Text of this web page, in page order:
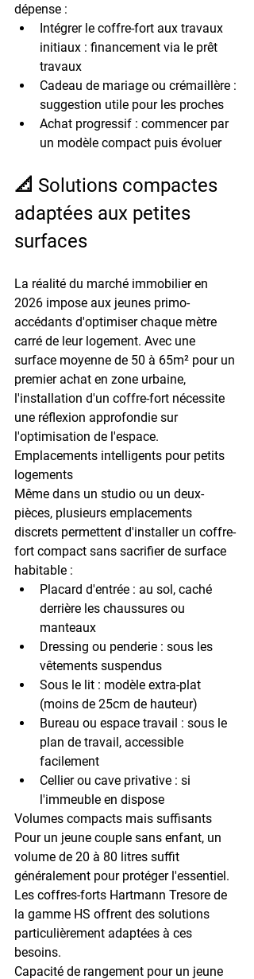
dépense :
Intégrer le coffre-fort aux travaux
initiaux : financement via le prêt
travaux
Cadeau de mariage ou crémaillère :
suggestion utile pour les proches
Achat progressif : commencer par
un modèle compact puis évoluer
📐 Solutions compactes
adaptées aux petites
surfaces
La réalité du marché immobilier en
2026 impose aux jeunes primo-
accédants d'optimiser chaque mètre
carré de leur logement. Avec une
surface moyenne de 50 à 65m² pour un
premier achat en zone urbaine,
l'installation d'un coffre-fort nécessite
une réflexion approfondie sur
l'optimisation de l'espace.
Emplacements intelligents pour petits
logements
Même dans un studio ou un deux-
pièces, plusieurs emplacements
discrets permettent d'installer un coffre-
fort compact sans sacrifier de surface
habitable :
Placard d'entrée : au sol, caché
derrière les chaussures ou
manteaux
Dressing ou penderie : sous les
vêtements suspendus
Sous le lit : modèle extra-plat
(moins de 25cm de hauteur)
Bureau ou espace travail : sous le
plan de travail, accessible
facilement
Cellier ou cave privative : si
l'immeuble en dispose
Volumes compacts mais suffisants
Pour un jeune couple sans enfant, un
volume de 20 à 80 litres suffit
généralement pour protéger l'essentiel.
Les coffres-forts Hartmann Tresore de
la gamme HS offrent des solutions
particulièrement adaptées à ces
besoins.
Capacité de rangement pour un jeune